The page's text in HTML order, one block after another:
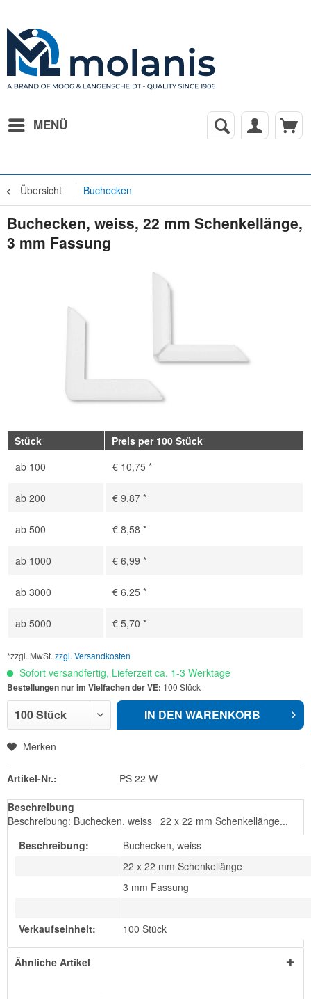
MENÜ
Übersicht Buchecken
Buchecken, weiss, 22 mm Schenkellänge,
3 mm Fassung
Stück
Preis per 100 Stück
ab 100 € 10,75 *
ab 200 € 9,87 *
ab 500 € 8,58 *
ab 1000 € 6,99 *
ab 3000 € 6,25 *
ab 5000 € 5,70 *
*zzgl. MwSt. zzgl. Versandkosten
Sofort versandfertig, Lieferzeit ca. 1-3 Werktage
Bestellungen nur im Vielfachen der VE: 100 Stück
IN DEN WARENKORB
Merken
Artikel-Nr.: PS 22 W
Beschreibung
Beschreibung: Buchecken, weiss 22 x 22 mm Schenkellänge...
Beschreibung:
Buchecken, weiss
22 x 22 mm Schenkellänge
3 mm Fassung
Verkaufseinheit: 100 Stück
Ähnliche Artikel